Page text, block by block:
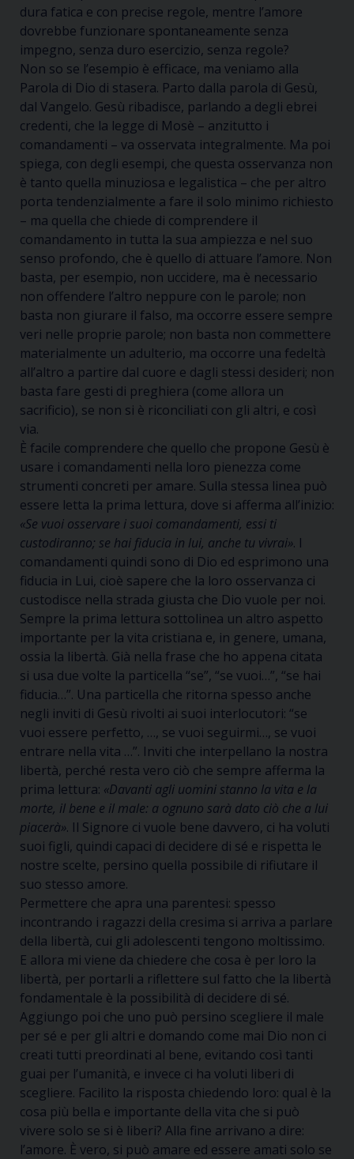
dura fatica e con precise regole, mentre l’amore
dovrebbe funzionare spontaneamente senza
impegno, senza duro esercizio, senza regole?
Non so se l’esempio è efficace, ma veniamo alla
Parola di Dio di stasera. Parto dalla parola di Gesù,
dal Vangelo. Gesù ribadisce, parlando a degli ebrei
credenti, che la legge di Mosè – anzitutto i
comandamenti – va osservata integralmente. Ma poi
spiega, con degli esempi, che questa osservanza non
è tanto quella minuziosa e legalistica – che per altro
porta tendenzialmente a fare il solo minimo richiesto
– ma quella che chiede di comprendere il
comandamento in tutta la sua ampiezza e nel suo
senso profondo, che è quello di attuare l’amore. Non
basta, per esempio, non uccidere, ma è necessario
non offendere l’altro neppure con le parole; non
basta non giurare il falso, ma occorre essere sempre
veri nelle proprie parole; non basta non commettere
materialmente un adulterio, ma occorre una fedeltà
all’altro a partire dal cuore e dagli stessi desideri; non
basta fare gesti di preghiera (come allora un
sacrificio), se non si è riconciliati con gli altri, e così
via.
È facile comprendere che quello che propone Gesù è
usare i comandamenti nella loro pienezza come
strumenti concreti per amare. Sulla stessa linea può
essere letta la prima lettura, dove si afferma all’inizio:
«Se vuoi osservare i suoi comandamenti, essi ti
custodiranno; se hai fiducia in lui, anche tu vivrai». I
comandamenti quindi sono di Dio ed esprimono una
fiducia in Lui, cioè sapere che la loro osservanza ci
custodisce nella strada giusta che Dio vuole per noi.
Sempre la prima lettura sottolinea un altro aspetto
importante per la vita cristiana e, in genere, umana,
ossia la libertà. Già nella frase che ho appena citata
si usa due volte la particella “se”, “se vuoi…”, “se hai
fiducia…”. Una particella che ritorna spesso anche
negli inviti di Gesù rivolti ai suoi interlocutori: “se
vuoi essere perfetto, …, se vuoi seguirmi…, se vuoi
entrare nella vita …”. Inviti che interpellano la nostra
libertà, perché resta vero ciò che sempre afferma la
prima lettura: «Davanti agli uomini stanno la vita e la
morte, il bene e il male: a ognuno sarà dato ciò che a lui
piacerà». Il Signore ci vuole bene davvero, ci ha voluti
suoi figli, quindi capaci di decidere di sé e rispetta le
nostre scelte, persino quella possibile di rifiutare il
suo stesso amore.
Permettere che apra una parentesi: spesso
incontrando i ragazzi della cresima si arriva a parlare
della libertà, cui gli adolescenti tengono moltissimo.
E allora mi viene da chiedere che cosa è per loro la
libertà, per portarli a riflettere sul fatto che la libertà
fondamentale è la possibilità di decidere di sé.
Aggiungo poi che uno può persino scegliere il male
per sé e per gli altri e domando come mai Dio non ci
creati tutti preordinati al bene, evitando così tanti
guai per l’umanità, e invece ci ha voluti liberi di
scegliere. Facilito la risposta chiedendo loro: qual è la
cosa più bella e importante della vita che si può
vivere solo se si è liberi? Alla fine arrivano a dire:
l’amore. È vero, si può amare ed essere amati solo se